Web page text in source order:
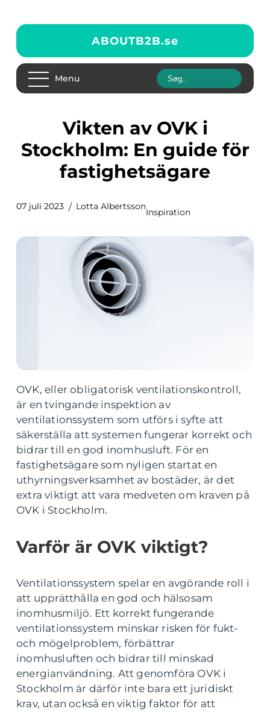
ABOUTB2B.se
Menu
Vikten av OVK i
Stockholm: En guide för
fastighetsägare
07 juli 2023 Lotta Albertsson
Inspiration
OVK, eller obligatorisk ventilationskontroll,
är en tvingande inspektion av
ventilationssystem som utförs i syfte att
säkerställa att systemen fungerar korrekt och
bidrar till en god inomhusluft. För en
fastighetsägare som nyligen startat en
uthyrningsverksamhet av bostäder, är det
extra viktigt att vara medveten om kraven på
OVK i Stockholm.
Varför är OVK viktigt?
Ventilationssystem spelar en avgörande roll i
att upprätthålla en god och hälsosam
inomhusmiljö. Ett korrekt fungerande
ventilationssystem minskar risken för fukt-
och mögelproblem, förbättrar
inomhusluften och bidrar till minskad
energianvändning. Att genomföra OVK i
Stockholm är därför inte bara ett juridiskt
krav, utan också en viktig faktor för att